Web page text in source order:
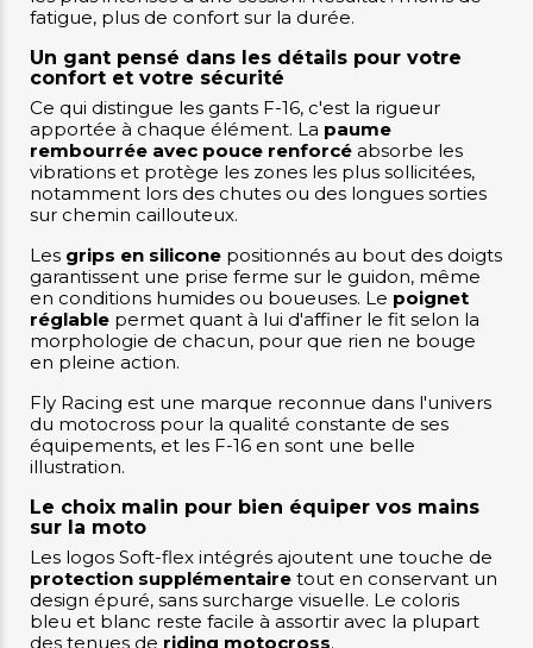
fatigue, plus de confort sur la durée.
Un gant pensé dans les détails pour votre
confort et votre sécurité
Ce qui distingue les gants F-16, c'est la rigueur
apportée à chaque élément. La paume
rembourrée avec pouce renforcé absorbe les
vibrations et protège les zones les plus sollicitées,
notamment lors des chutes ou des longues sorties
sur chemin caillouteux.
Les grips en silicone positionnés au bout des doigts
garantissent une prise ferme sur le guidon, même
en conditions humides ou boueuses. Le poignet
réglable permet quant à lui d'affiner le fit selon la
morphologie de chacun, pour que rien ne bouge
en pleine action.
Fly Racing est une marque reconnue dans l'univers
du motocross pour la qualité constante de ses
équipements, et les F-16 en sont une belle
illustration.
Le choix malin pour bien équiper vos mains
sur la moto
Les logos Soft-flex intégrés ajoutent une touche de
protection supplémentaire tout en conservant un
design épuré, sans surcharge visuelle. Le coloris
bleu et blanc reste facile à assortir avec la plupart
des tenues de riding motocross.